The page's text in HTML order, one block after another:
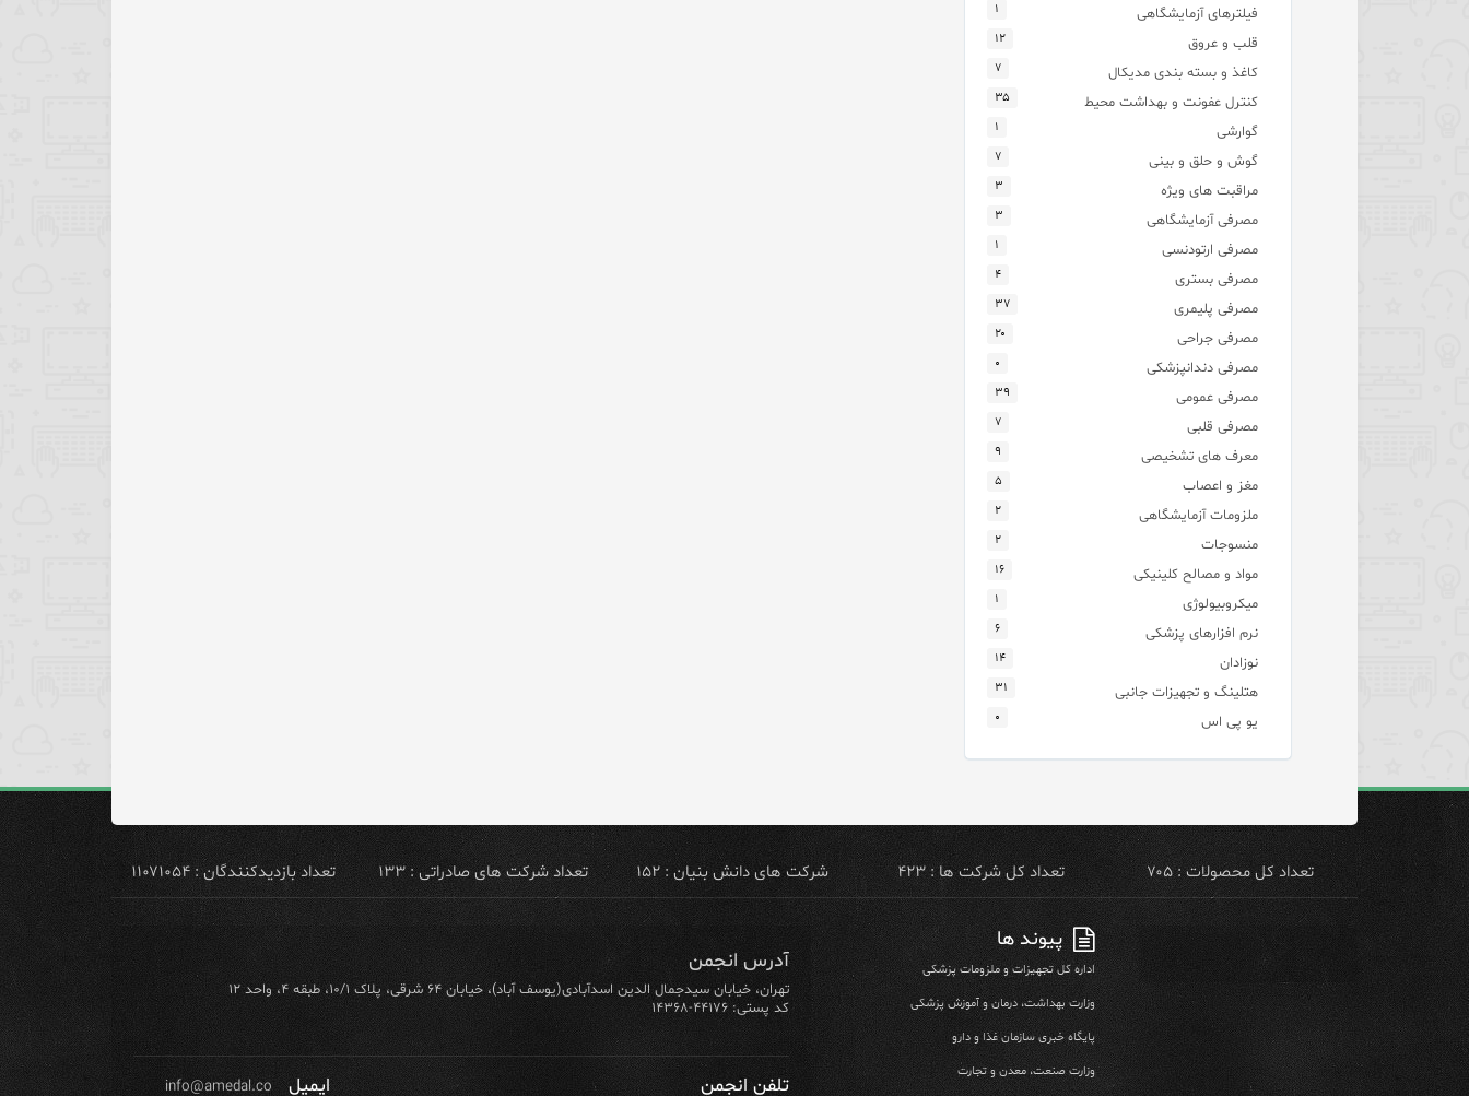
فیلترهای آزمایشگاهی ۱
قلب و عروق ۱۲
کاغذ و بسته بندی مدیکال ۷
کنترل عفونت و بهداشت محیط ۳۵
گوارشی ۱
گوش و حلق و بینی ۷
مراقبت های ویژه ۳
مصرفی آزمایشگاهی ۳
مصرفی ارتودنسی ۱
مصرفی بستری ۴
مصرفی پلیمری ۳۷
مصرفی جراحی ۲۰
مصرفی دندانپزشکی ۰
مصرفی عمومی ۳۹
مصرفی قلبی ۷
معرف های تشخیصی ۹
مغز و اعصاب ۵
ملزومات آزمایشگاهی ۲
منسوجات ۲
مواد و مصالح کلینیکی ۱۶
میکروبیولوژی ۱
نرم افزارهای پزشکی ۶
نوزادان ۱۴
هتلینگ و تجهیزات جانبی ۳۱
یو پی اس ۰
تعداد کل محصولات : ۷۰۵ تعداد کل شرکت ها : ۴۲۳ شرکت های دانش بنیان : ۱۵۲ تعداد شرکت های صادراتی : ۱۳۳ تعداد بازدیدکنندگان : ۱۱۰۷۱۰۵۴
پیوند ها
اداره کل تجهیزات و ملزومات پزشکی
وزارت بهداشت، درمان و آموزش پزشکی
پایگاه خبری سازمان غذا و دارو
وزارت صنعت، معدن و تجارت
آدرس انجمن
تهران، خیابان سیدجمال الدین اسدآبادی(یوسف آباد)، خیابان ۶۴ شرقی، پلاک ۱۰/۱، طبقه ۴، واحد ۱۲
کد پستی: ۴۴۱۷۶-۱۴۳۶۸
تلفن انجمن ایمیل info@amedal.co